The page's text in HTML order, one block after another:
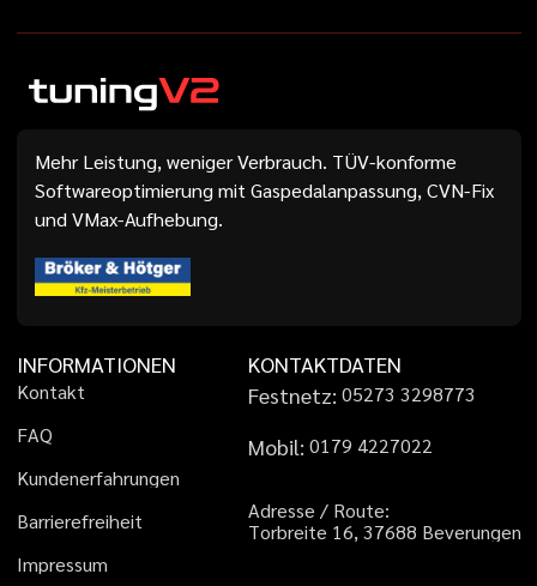
Mehr Leistung, weniger Verbrauch. TÜV-konforme
Softwareoptimierung mit Gaspedalanpassung, CVN-Fix
und VMax-Aufhebung.
INFORMATIONEN
Kontakt
FAQ
Kundenerfahrungen
Barrierefreiheit
Impressum
KONTAKTDATEN
Festnetz: 05273 3298773
Mobil: 01 79 4227022
Adresse / Route:
Torbreite 16, 37688 Beverungen